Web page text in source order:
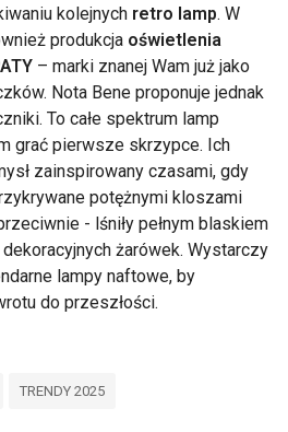
kolejnych retro lamp. W
produkcja oświetlenia
– marki znanej Wam już jako
Nota Bene proponuje jednak
To całe spektrum lamp
grać pierwsze skrzypce. Ich
zainspirowany czasami, gdy
potężnymi kloszami
- lśniły pełnym blaskiem
żarówek. Wystarczy
lampy naftowe, by
do przeszłości.
TRENDY 2025